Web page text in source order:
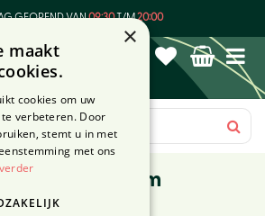
GEOPEND VAN09:30T/M20:00
- 500 gram
×
maakt
cookies om uw
verbeteren. Door
stemt u in met
met ons